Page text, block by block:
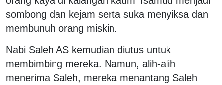
sombong dan kejam serta suka menyiksa dan
membunuh orang miskin.
Nabi Saleh AS kemudian diutus untuk
membimbing mereka. Namun, alih-alih
menerima Saleh, mereka menantang Saleh